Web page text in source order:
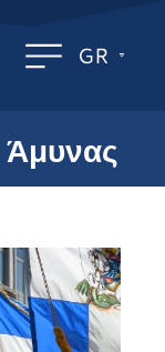
GR
Άμυνας